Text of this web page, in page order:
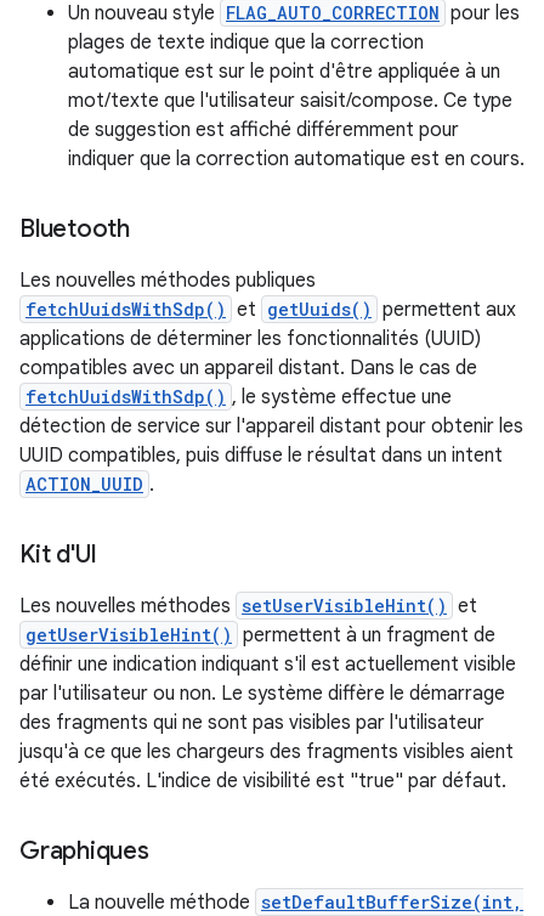
Un nouveau style FLAG_AUTO_CORRECTION pour les
plages de texte indique que la correction
automatique est sur le point d'être appliquée à un
mot/texte que l'utilisateur saisit/compose. Ce type
de suggestion est affiché différemment pour
indiquer que la correction automatique est en cours.
Bluetooth
Les nouvelles méthodes publiques
fetchUuidsWithSdp() et getUuids() permettent aux
applications de déterminer les fonctionnalités (UUID)
compatibles avec un appareil distant. Dans le cas de
fetchUuidsWithSdp() , le système effectue une
détection de service sur l'appareil distant pour obtenir les
UUID compatibles, puis diffuse le résultat dans un intent
ACTION_UUID .
Kit d'UI
Les nouvelles méthodes setUserVisibleHint() et
getUserVisibleHint() permettent à un fragment de
définir une indication indiquant s'il est actuellement visible
par l'utilisateur ou non. Le système diffère le démarrage
des fragments qui ne sont pas visibles par l'utilisateur
jusqu'à ce que les chargeurs des fragments visibles aient
été exécutés. L'indice de visibilité est "true" par défaut.
Graphiques
La nouvelle méthode setDefaultBufferSize(int,